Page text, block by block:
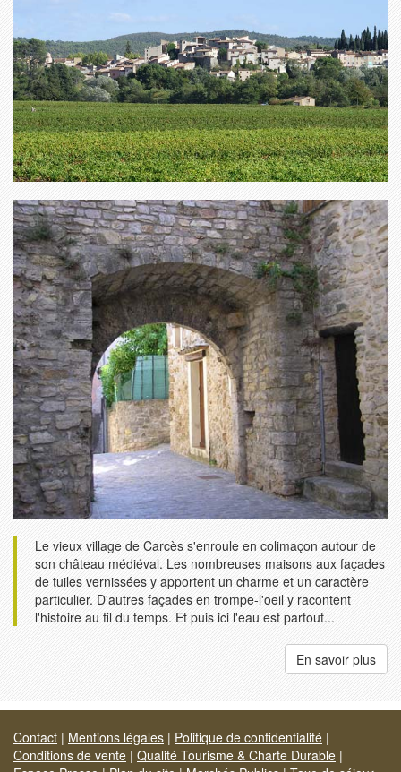
Le vieux village de Carcès s'enroule en colimaçon autour de
son château médiéval. Les nombreuses maisons aux façades
de tuiles vernissées y apportent un charme et un caractère
particulier. D'autres façades en trompe-l'oeil y racontent
l'histoire au fil du temps. Et puis ici l'eau est partout...
En savoir plus
Contact | Mentions légales | Politique de confidentialité |
Conditions de vente | Qualité Tourisme & Charte Durable |